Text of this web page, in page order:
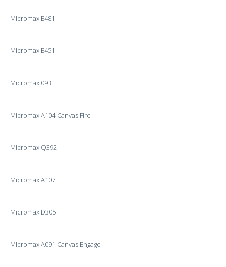
Micromax E481
Micromax E451
Micromax 093
Micromax A104 Canvas Fire
Micromax Q392
Micromax A107
Micromax D305
Micromax A091 Canvas Engage